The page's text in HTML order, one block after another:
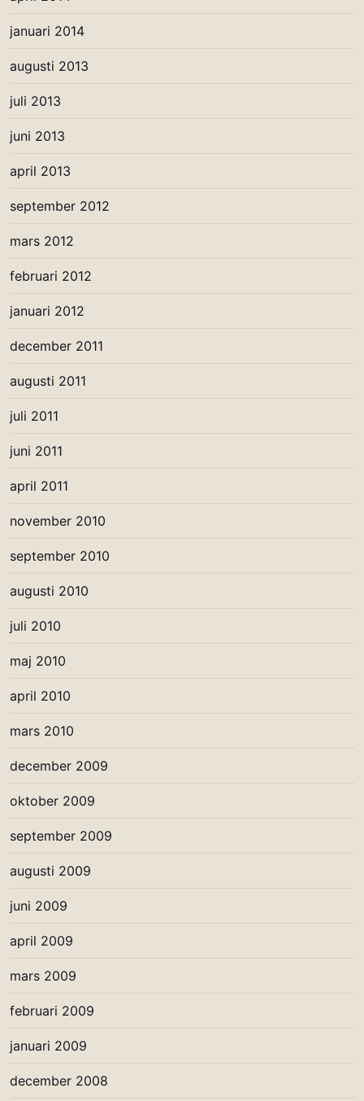
januari 2014
augusti 2013
juli 2013
juni 2013
april 2013
september 2012
mars 2012
februari 2012
januari 2012
december 2011
augusti 2011
juli 2011
juni 2011
april 2011
november 2010
september 2010
augusti 2010
juli 2010
maj 2010
april 2010
mars 2010
december 2009
oktober 2009
september 2009
augusti 2009
juni 2009
april 2009
mars 2009
februari 2009
januari 2009
december 2008